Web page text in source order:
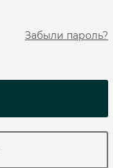
Забыли пароль?